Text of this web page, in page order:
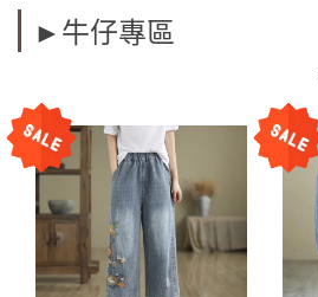
►牛仔專區